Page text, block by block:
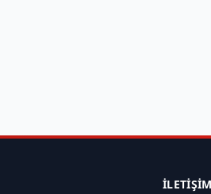
İLETIŞIM